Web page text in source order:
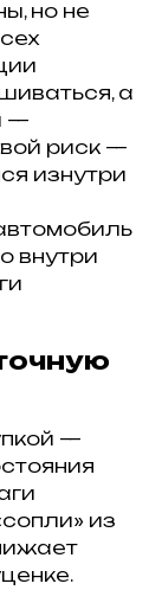
но не
а
—
риск —
изнутри
внутри
—
из